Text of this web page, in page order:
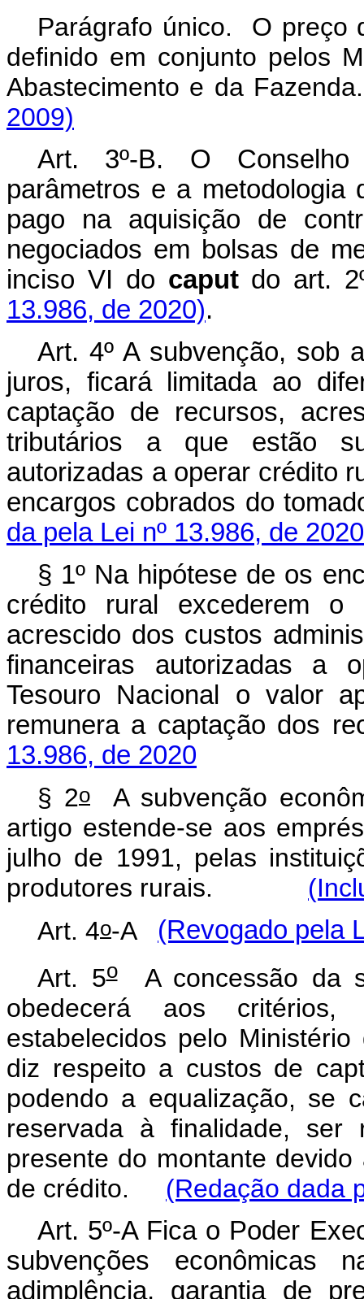
Parágrafo único. O preço
definido em conjunto pelos
Abastecimento e da
2009)
Art. 3º-B. O Conselho
parâmetros e a metodologia
pago na aquisição de
negociados em bolsas de
inciso VI do caput do art.
13.986, de 2020).
Art. 4º A subvenção, sob
juros, ficará limitada ao
captação de recursos,
tributários a que estão
autorizadas a operar crédito
encargos cobrados do
da pela Lei nº 13.986, de 2020
§ 1º Na hipótese de os
crédito rural excederem
acrescido dos custos
financeiras autorizadas a
Tesouro Nacional o valor
remunera a captação dos
13.986, de 2020
§ 2o A subvenção
artigo estende-se aos
julho de 1991, pelas
produtores rurais.
Art. 4o-A
(Revogado pela
Art. 5oA concessão da
obedecerá aos
estabelecidos pelo
diz respeito a custos de
podendo a equalização,
reservada à finalidade,
presente do montante
de crédito. (Redação dada
Art. 5º-A Fica o Poder
subvenções
adimplência, garantia de